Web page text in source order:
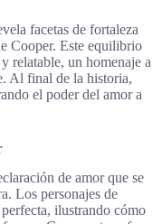
facetas de fortaleza
Cooper. Este equilibrio
relatable, un homenaje a
Al final de la historia,
el poder del amor a
de amor que se
Los personajes de
ilustrando cómo